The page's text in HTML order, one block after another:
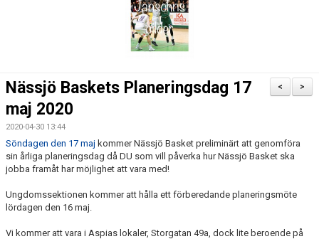
VÅRA LAG/TRÄNARE
UNGDOMSSEKTIONEN
MEDIA
ALF HÅKANSSONS MINNESFOND
>
<
Nässjö Baskets Planeringsdag 17
maj 2020
2020-04-30 13:44
Söndagen den 17 maj kommer Nässjö Basket preliminärt att genomföra
sin årliga planeringsdag då DU som vill påverka hur Nässjö Basket ska
jobba framåt har möjlighet att vara med!
Ungdomssektionen kommer att hålla ett förberedande planeringsmöte
lördagen den 16 maj.
Vi kommer att vara i Aspias lokaler, Storgatan 49a, dock lite beroende på